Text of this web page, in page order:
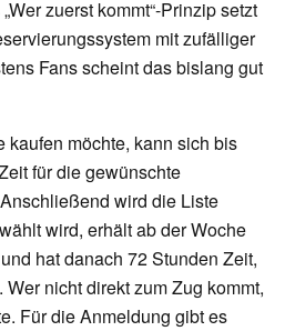
zuerst kommt“-Prinzip setzt
mit zufälliger
Fans scheint das bislang gut
kaufen möchte, kann sich bis
für die gewünschte
wird die Liste
wird, erhält ab der Woche
hat danach 72 Stunden Zeit,
nicht direkt zum Zug kommt,
Für die Anmeldung gibt es